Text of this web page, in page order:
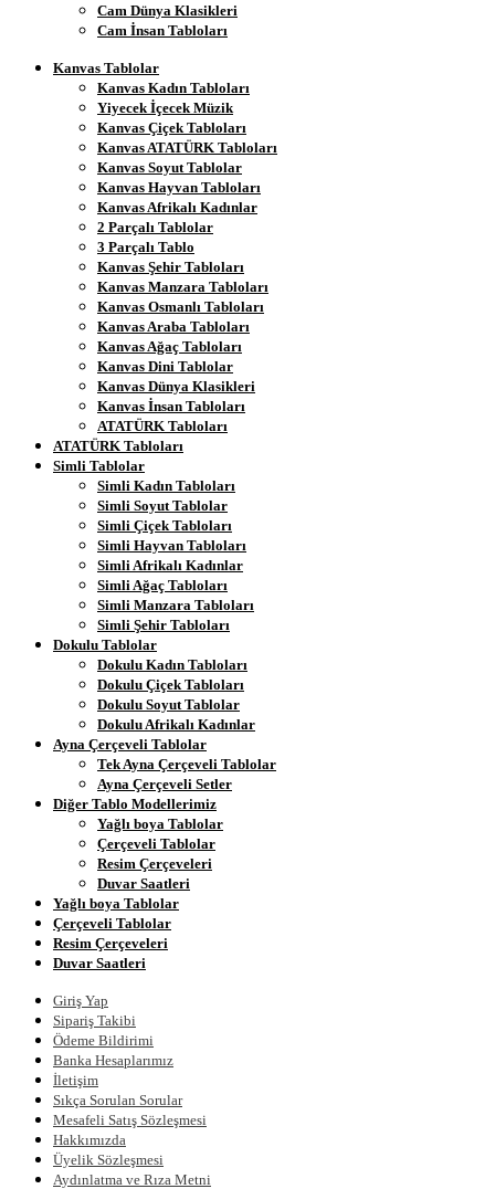
Cam Dünya Klasikleri
Cam İnsan Tabloları
Kanvas Tablolar
Kanvas Kadın Tabloları
Yiyecek İçecek Müzik
Kanvas Çiçek Tabloları
Kanvas ATATÜRK Tabloları
Kanvas Soyut Tablolar
Kanvas Hayvan Tabloları
Kanvas Afrikalı Kadınlar
2 Parçalı Tablolar
3 Parçalı Tablo
Kanvas Şehir Tabloları
Kanvas Manzara Tabloları
Kanvas Osmanlı Tabloları
Kanvas Araba Tabloları
Kanvas Ağaç Tabloları
Kanvas Dini Tablolar
Kanvas Dünya Klasikleri
Kanvas İnsan Tabloları
ATATÜRK Tabloları
ATATÜRK Tabloları
Simli Tablolar
Simli Kadın Tabloları
Simli Soyut Tablolar
Simli Çiçek Tabloları
Simli Hayvan Tabloları
Simli Afrikalı Kadınlar
Simli Ağaç Tabloları
Simli Manzara Tabloları
Simli Şehir Tabloları
Dokulu Tablolar
Dokulu Kadın Tabloları
Dokulu Çiçek Tabloları
Dokulu Soyut Tablolar
Dokulu Afrikalı Kadınlar
Ayna Çerçeveli Tablolar
Tek Ayna Çerçeveli Tablolar
Ayna Çerçeveli Setler
Diğer Tablo Modellerimiz
Yağlı boya Tablolar
Çerçeveli Tablolar
Resim Çerçeveleri
Duvar Saatleri
Yağlı boya Tablolar
Çerçeveli Tablolar
Resim Çerçeveleri
Duvar Saatleri
Giriş Yap
Sipariş Takibi
Ödeme Bildirimi
Banka Hesaplarımız
İletişim
Sıkça Sorulan Sorular
Mesafeli Satış Sözleşmesi
Hakkımızda
Üyelik Sözleşmesi
Aydınlatma ve Rıza Metni